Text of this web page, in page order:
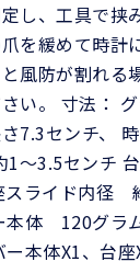
し、工具で挟
を緩めて時計
風防が割れる
い。 寸法：
7.3センチ、
1～3.5センチ
スライド内径
本体 120グラ
本体X1、台座